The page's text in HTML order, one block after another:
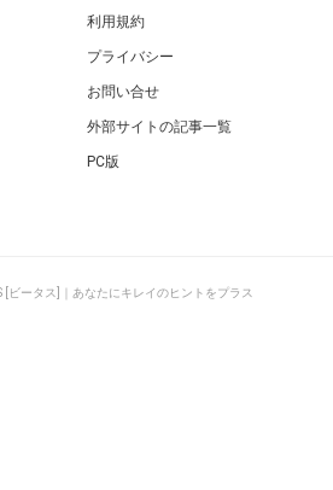
利用規約
プライバシー
お問い合せ
外部サイトの記事一覧
PC版
[ビータス]｜あなたにキレイのヒントをプラス